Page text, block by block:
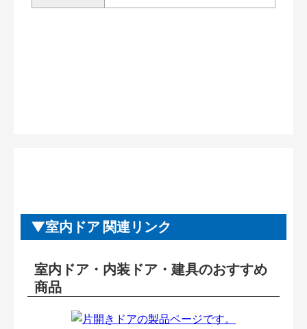
室内ドア 関連リンク
室内ドア・内装ドア・建具のおすすめ
商品